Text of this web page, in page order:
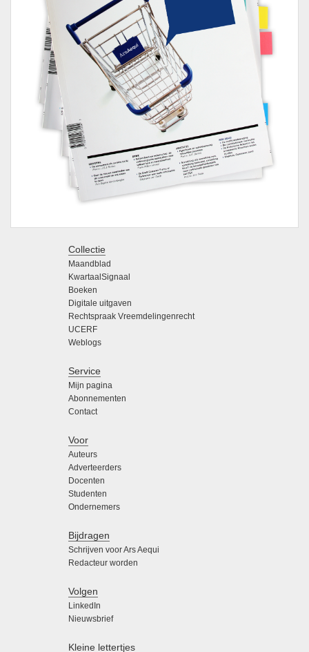
Collectie
Maandblad
KwartaalSignaal
Boeken
Digitale uitgaven
Rechtspraak Vreemdelingenrecht
UCERF
Weblogs
Service
Mijn pagina
Abonnementen
Contact
Voor
Auteurs
Adverteerders
Docenten
Studenten
Ondernemers
Bijdragen
Schrijven voor Ars Aequi
Redacteur worden
Volgen
LinkedIn
Nieuwsbrief
Kleine lettertjes